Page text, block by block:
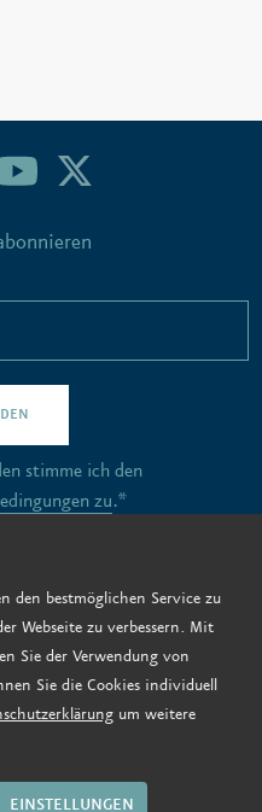
den bestmöglichen Service zu
Webseite zu verbessern. Mit
Sie der Verwendung von
Sie die Cookies individuell
um weitere
EINSTELLUNGEN
stimme ich den
zu.*